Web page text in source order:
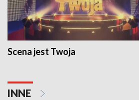
Scena jest Twoja
INNE